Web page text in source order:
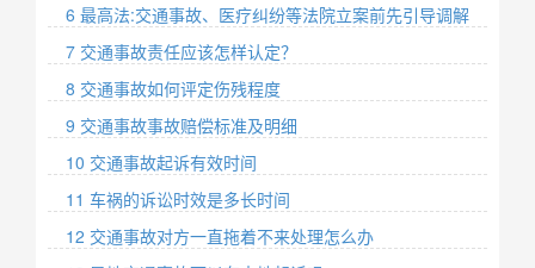
6 最高法:交通事故、医疗纠纷等法院立案前先引导调解
7 交通事故责任应该怎样认定？
8 交通事故如何评定伤残程度
9 交通事故事故赔偿标准及明细
10 交通事故起诉有效时间
11 车祸的诉讼时效是多长时间
12 交通事故对方一直拖着不来处理怎么办